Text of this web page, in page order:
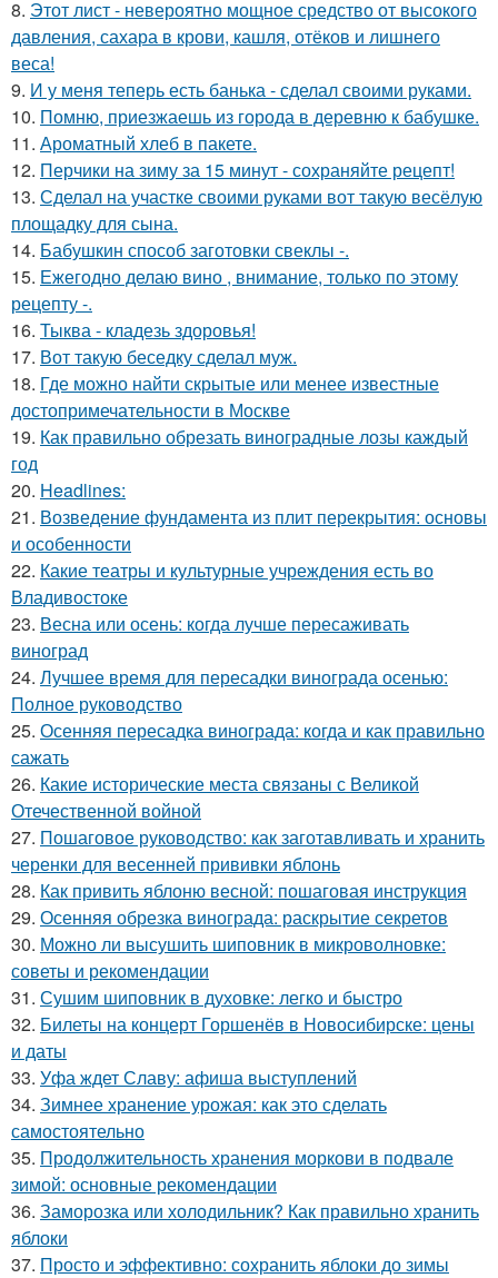
8. Этот лист - невероятно мощное средство от высокого
давления, сахара в крови, кашля, отёков и лишнего
веса!
9. И у меня теперь есть банька - сделал своими руками.
10. Помню, приезжаешь из города в деревню к бабушке.
11. Ароматный хлеб в пакете.
12. Перчики на зиму за 15 минут - сохраняйте рецепт!
13. Сделал на участке своими руками вот такую весёлую
площадку для сына.
14. Бабушкин способ заготовки свеклы -.
15. Ежегодно делаю вино , внимание, только по этому
рецепту -.
16. Тыква - кладезь здоровья!
17. Вот такую беседку сделал муж.
18. Где можно найти скрытые или менее известные
достопримечательности в Москве
19. Как правильно обрезать виноградные лозы каждый
год
20. Headlines:
21. Возведение фундамента из плит перекрытия: основы
и особенности
22. Какие театры и культурные учреждения есть во
Владивостоке
23. Весна или осень: когда лучше пересаживать
виноград
24. Лучшее время для пересадки винограда осенью:
Полное руководство
25. Осенняя пересадка винограда: когда и как правильно
сажать
26. Какие исторические места связаны с Великой
Отечественной войной
27. Пошаговое руководство: как заготавливать и хранить
черенки для весенней прививки яблонь
28. Как привить яблоню весной: пошаговая инструкция
29. Осенняя обрезка винограда: раскрытие секретов
30. Можно ли высушить шиповник в микроволновке:
советы и рекомендации
31. Сушим шиповник в духовке: легко и быстро
32. Билеты на концерт Горшенёв в Новосибирске: цены
и даты
33. Уфа ждет Славу: афиша выступлений
34. Зимнее хранение урожая: как это сделать
самостоятельно
35. Продолжительность хранения моркови в подвале
зимой: основные рекомендации
36. Заморозка или холодильник? Как правильно хранить
яблоки
37. Просто и эффективно: сохранить яблоки до зимы